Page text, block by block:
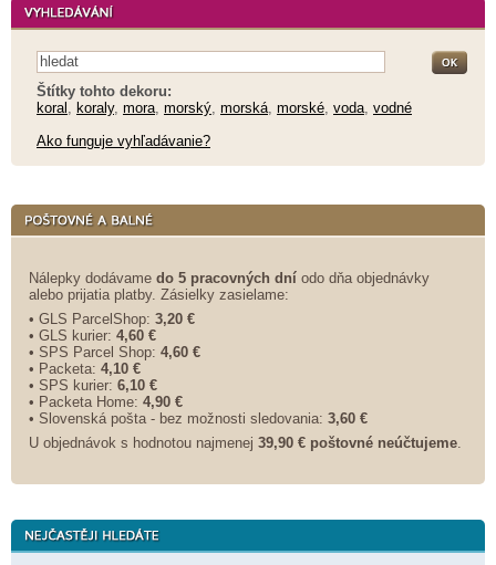
Štítky tohto dekoru:
koral
koraly, mora morský morská morské voda vodné
Ako funguje vyhľadávanie?
Nálepky dodávame do 5 pracovných dní odo dňa objednávky
alebo prijatia platby. Zásielky zasielame:
• GLS ParcelShop: 3,20 €
• GLS kurier: 4,60 €
• SPS Parcel Shop: 4,60 €
• Packeta: 4,10 €
• SPS kurier: 6,10 €
• Packeta Home: 4,90 €
• Slovenská pošta - bez možnosti sledovania: 3,60 €
U objednávok s hodnotou najmenej 39,90 € poštovné neúčtujeme